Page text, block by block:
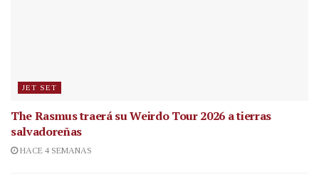
JET SET
The Rasmus traerá su Weirdo Tour 2026 a tierras
salvadoreñas
HACE 4 SEMANAS